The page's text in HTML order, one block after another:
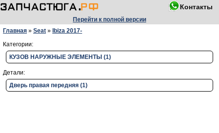
Контакты
Перейти к полной версии
Главная » Seat » Ibiza 2017-
Категории:
КУЗОВ НАРУЖНЫЕ ЭЛЕМЕНТЫ (1)
Детали:
Дверь правая передняя (1)